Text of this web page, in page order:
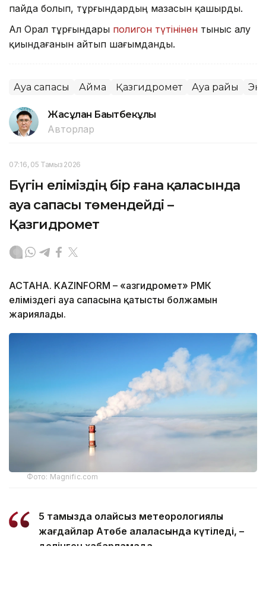
пайда болып, тұрғындардың мазасын қашырды.
Ал Орал тұрғындары полигон түтінінен тыныс алу
қиындағанын айтып шағымданды.
Ауа сапасы Аймақ Қазгидромет Ауа райы
Жасұлан Бақытбекұлы
Авторлар
07:16, 05 Тамыз 2026
Бүгін еліміздің бір ғана қаласында
ауа сапасы төмендейді –
Қазгидромет
АСТАНА. KAZINFORM – «Қазгидромет» РМК
еліміздегі ауа сапасына қатысты болжамын
жариялады.
Фото: Magnific.com
5 тамызда қолайсыз метеорологиялық
жағдайлар Ақтөбе қалаласында күтіледі, –
делінген хабарламада.